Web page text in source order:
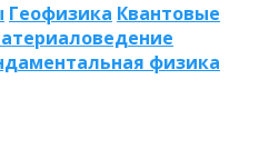
Геофизика Квантовые
физика